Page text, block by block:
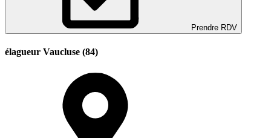
Prendre RDV
élagueur Vaucluse (84)